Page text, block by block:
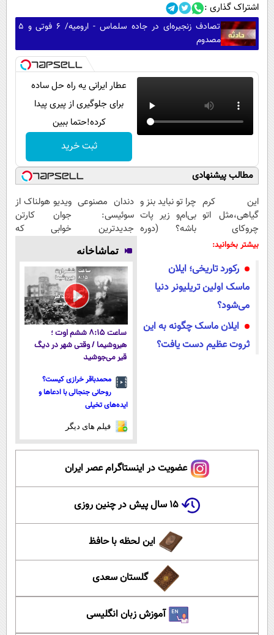
اشتراک گذاری :
تصادف زنجیره‌ای در جاده سلماس - ارومیه/ ۶ فوتی و ۵
مصدوم
عطار ایرانی یه راه حل ساده
برای جلوگیری از پیری پیدا
کرده!حتما ببین
ثبت خرید
مطالب پیشنهادی
این کرم
گیاهی،مثل اتو
چروکای
پوستتوصاف
چرا تو نباید بنز و
بی‌ام‌و زیر پات
باشه؟ (دوره
دندان مصنوعی
سوئیسی:
جدیدترین
فناوری اروپا،
سبک و مقاوم |
پرداخت قسطی
ویدیو هولناک از
جوان کارتن
خوابی که
بیشتر بخوانید:
رکورد تاریخی؛ ایلان
ماسک اولین تریلیونر دنیا
می‌شود؟
ایلان ماسک چگونه به این
ثروت عظیم دست یافت؟
تماشاخانه
ساعت ۸:۱۵ ششم اوت ؛
هیروشیما / وقتی شهر در دیگ
قیر می‌جوشید
محمدباقر خرازی کیست؟
روحانی جنجالی با ادعاها و
ایده‌های تخیلی
فیلم های دیگر
عضویت در اینستاگرام عصر ایران
۱۵ سال پیش در چنین روزی
این لحظه با حافظ
گلستان سعدی
آموزش زبان انگلیسی